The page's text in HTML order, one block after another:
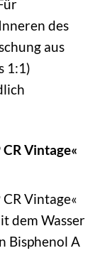
des
aus
1:1)
Vintage«
Vintage«
dem Wasser
Bisphenol A